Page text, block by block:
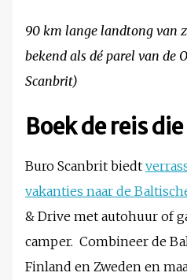
90 km lange landtong van
bekend als dé parel van de
Scanbrit)
Boek de reis
Buro Scanbrit biedt
vakanties naar de
& Drive met autohuur of
camper. Combineer de
Finland en Zweden en